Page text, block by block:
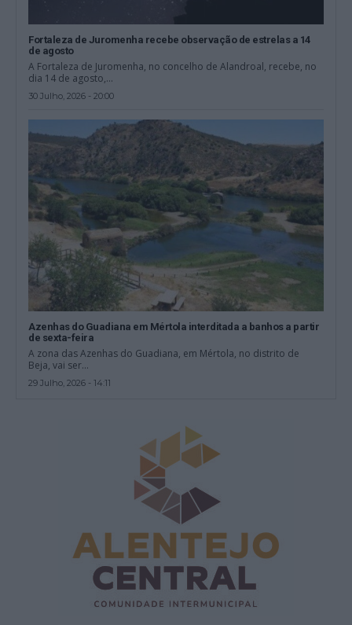
Fortaleza de Juromenha recebe observação de estrelas a 14
de agosto
A Fortaleza de Juromenha, no concelho de Alandroal, recebe, no
dia 14 de agosto,...
30 Julho, 2026 - 20:00
Azenhas do Guadiana em Mértola interditada a banhos a partir
de sexta-feira
A zona das Azenhas do Guadiana, em Mértola, no distrito de
Beja, vai ser...
29 Julho, 2026 - 14:11